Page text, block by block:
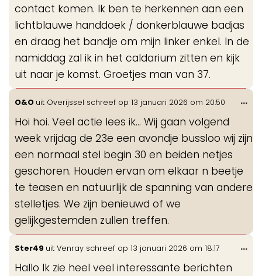
contact komen. Ik ben te herkennen aan een
lichtblauwe handdoek / donkerblauwe badjas
en draag het bandje om mijn linker enkel. In de
namiddag zal ik in het caldarium zitten en kijk
uit naar je komst. Groetjes man van 37.
O&O uit Overijssel schreef op 13 januari 2026 om 20:50
Hoi hoi. Veel actie lees ik... Wij gaan volgend
week vrijdag de 23e een avondje bussloo wij zijn
een normaal stel begin 30 en beiden netjes
geschoren. Houden ervan om elkaar n beetje
te teasen en natuurlijk de spanning van andere
stelletjes. We zijn benieuwd of we
gelijkgestemden zullen treffen.
...
Ster49 uit Venray schreef op 13 januari 2026 om 18:17
Hallo Ik zie heel veel interessante berichten
...